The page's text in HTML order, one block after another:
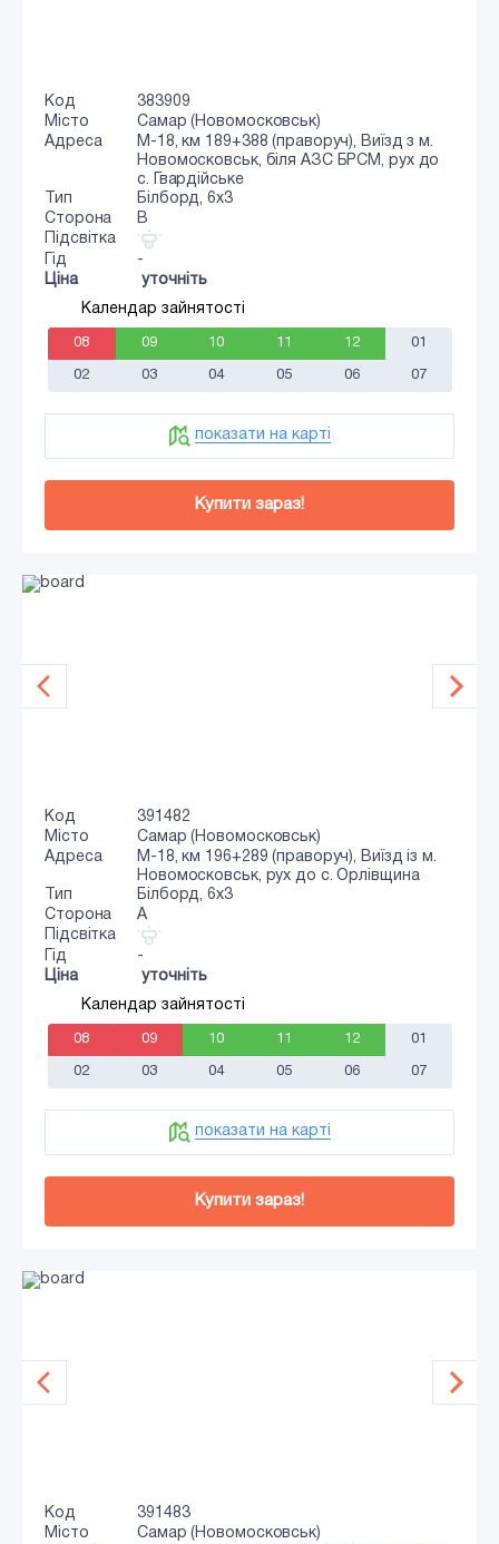
Код
383909
Місто
Самар (Новомосковськ)
Адреса
М-18, км 189+388 (праворуч), Виїзд з м.
Новомосковськ, біля АЗС БРСМ, рух до
с. Гвардійське
Тип
Білборд, 6х3
Сторона
B
Підсвітка
Гід
-
Ціна
уточніть
Календар зайнятості
08 09 10 11 12 01
02 03 04 05 06 07
показати на карті
Купити зараз!
Код
391482
Місто
Самар (Новомосковськ)
Адреса
М-18, км 196+289 (праворуч), Виїзд із м.
Новомосковськ, рух до с. Орлівщина
Тип
Білборд, 6х3
Сторона
A
Підсвітка
Гід
-
Ціна
уточніть
Календар зайнятості
08 09 10 11 12 01
02 03 04 05 06 07
показати на карті
Купити зараз!
Код
391483
Місто
Самар (Новомосковськ)